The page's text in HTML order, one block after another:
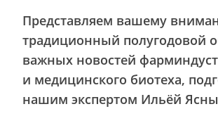
Представляем вашему
традиционный полугодовой
важных новостей
и медицинского биотеха,
нашим экспертом Ильёй